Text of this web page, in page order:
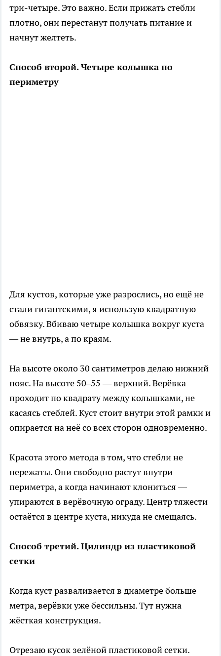
три-четыре. Это важно. Если прижать стебли
плотно, они перестанут получать питание и
начнут желтеть.
Способ второй. Четыре колышка по
периметру
Для кустов, которые уже разрослись, но ещё не
стали гигантскими, я использую квадратную
обвязку. Вбиваю четыре колышка вокруг куста
— не внутрь, а по краям.
На высоте около 30 сантиметров делаю нижний
пояс. На высоте 50–55 — верхний. Верёвка
проходит по квадрату между колышками, не
касаясь стеблей. Куст стоит внутри этой рамки и
опирается на неё со всех сторон одновременно.
Красота этого метода в том, что стебли не
пережаты. Они свободно растут внутри
периметра, а когда начинают клониться —
упираются в верёвочную ограду. Центр тяжести
остаётся в центре куста, никуда не смещаясь.
Способ третий. Цилиндр из пластиковой
сетки
Когда куст разваливается в диаметре больше
метра, верёвки уже бессильны. Тут нужна
жёсткая конструкция.
Отрезаю кусок зелёной пластиковой сетки.